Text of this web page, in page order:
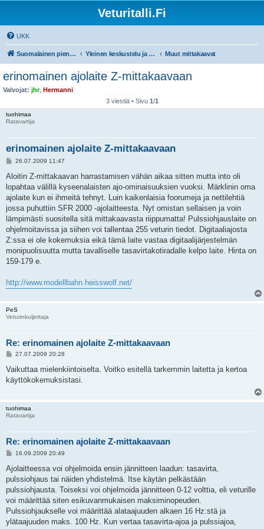
Veturitalli.Fi
UKK
Suomalainen pienoisrautatiefoorumi Yleinen keskustelu ja muut mittakaavat Muut mittakaavat
erinomainen ajolaite Z-mittakaavaan
Valvojat: jhr, Hermanni
3 viestiä • Sivu 1/1
tuohimaa
Ratavartija
erinomainen ajolaite Z-mittakaavaan
V
e
t
i
26.07.2009 11:47
Aloitin Z-mittakaavan harrastamisen vähän aikaa sitten mutta into oli
lopahtaa välillä kyseenalaisten ajo-ominaisuuksien vuoksi. Märklinin oma
ajolaite kun ei ihmeitä tehnyt. Luin kaikenlaisia foorumeja ja nettilehtiä
jossa puhuttiin SFR 2000 -ajolaitteesta. Nyt omistan sellaisen ja voin
lämpimästi suositella sitä mittakaavasta riippumatta! Pulssiohjauslaite on
ohjelmoitavissa ja siihen voi tallentaa 255 veturin tiedot. Digitaaliajosta
Z:ssa ei ole kokemuksia eikä tämä laite vastaa digitaalijärjestelmän
monipuolisuutta mutta tavalliselle tasavirtakotiradalle kelpo laite. Hinta on
159-179 e.
http://www.modellbahn.heisswolf.net/
PeS
Veturinkuljettaja
Re: erinomainen ajolaite Z-mittakaavaan
V
e
t
27.07.2009 20:28
Vaikuttaa mielenkiintoiselta. Voitko esitellä tarkemmin laitetta ja kertoa
käyttökokemuksistasi.
tuohimaa
Ratavartija
Re: erinomainen ajolaite Z-mittakaavaan
V
e
t
i
16.09.2009 20:49
Ajolaitteessa voi ohjelmoida ensin jännitteen laadun: tasavirta,
pulssiohjaus tai näiden yhdistelmä. Itse käytän pelkästään
pulssiohjausta. Toiseksi voi ohjelmoida jännitteen 0-12 volttia, eli veturille
voi määrittää siten esikuvanmukaisen maksiminopeuden.
Pulssiohjaukselle voi määrittää alataajuuden alkaen 16 Hz:stä ja
ylätaajuuden maks. 100 Hz. Kun vertaa tasavirta-ajoa ja pulssiajoa,